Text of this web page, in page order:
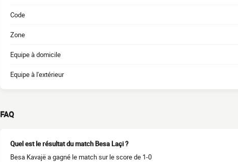
Code
Zone
Equipe à domicile
Equipe à l'extérieur
FAQ
Quel est le résultat du match Besa Laçi ?
Besa Kavajë a gagné le match sur le score de 1-0